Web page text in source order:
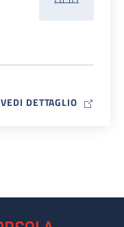
VEDI DETTAGLIO MAP ICON